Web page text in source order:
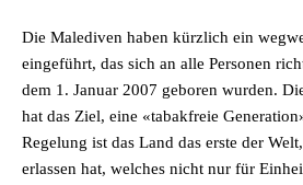
Die Malediven haben kürzlich ein
eingeführt, das sich an alle Personen
dem 1. Januar 2007 geboren wurden.
hat das Ziel, eine «tabakfreie
Regelung ist das Land das erste der
erlassen hat, welches nicht nur für